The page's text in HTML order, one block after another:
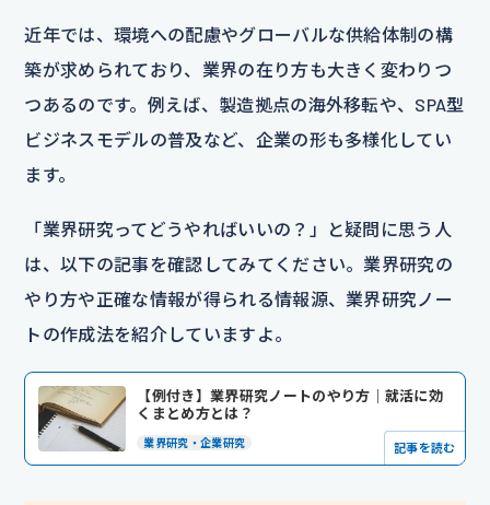
近年では、環境への配慮やグローバルな供給体制の構
築が求められており、業界の在り方も大きく変わりつ
つあるのです。例えば、製造拠点の海外移転や、SPA型
ビジネスモデルの普及など、企業の形も多様化してい
ます。
「業界研究ってどうやればいいの？」と疑問に思う人
は、以下の記事を確認してみてください。業界研究の
やり方や正確な情報が得られる情報源、業界研究ノー
トの作成法を紹介していますよ。
【例付き】業界研究ノートのやり方｜就活に効
くまとめ方とは？
業界研究・企業研究 記事を読む